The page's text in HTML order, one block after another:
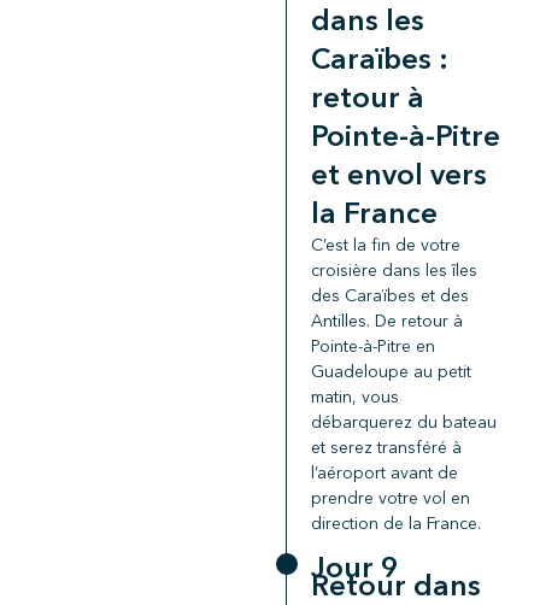
dans les
Caraïbes :
retour à
Pointe-à-Pitre
et envol vers
la France
C’est la fin de votre
croisière dans les îles
des Caraïbes et des
Antilles. De retour à
Pointe-à-Pitre en
Guadeloupe au petit
matin, vous
débarquerez du bateau
et serez transféré à
l’aéroport avant de
prendre votre vol en
direction de la France.
Jour 9
Retour dans